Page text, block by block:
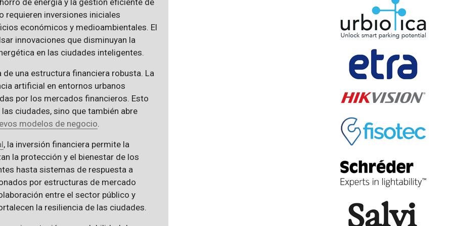
de energía y la gestión eficiente de
requieren inversiones iniciales
económicos y medioambientales. El
innovaciones que disminuyan la
en las ciudades inteligentes.
una estructura financiera robusta. La
artificial en entornos urbanos
por los mercados financieros. Esto
ciudades, sino que también abre
modelos de negocio.
, la inversión financiera permite la
la protección y el bienestar de los
hasta sistemas de respuesta a
por estructuras de mercado
entre el sector público y
la resiliencia de las ciudades.